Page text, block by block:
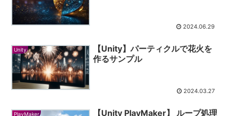
2024.06.29
Unity
【Unity】パーティクルで花火を
作るサンプル
2024.03.27
PlayMaker
【Unity PlayMaker】 ループ処理